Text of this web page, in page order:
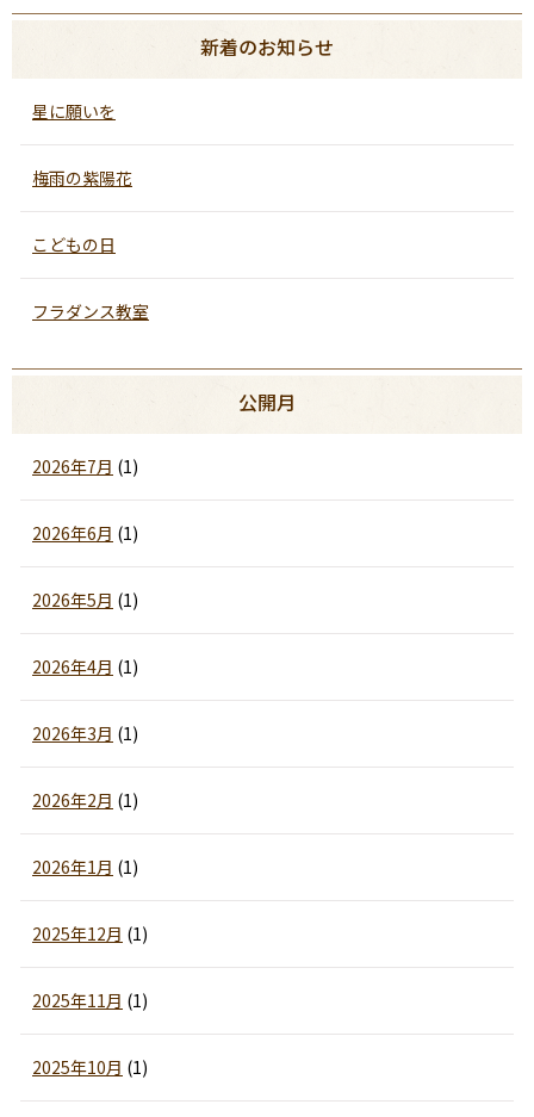
新着のお知らせ
星に願いを
梅雨の紫陽花
こどもの日
フラダンス教室
公開月
2026年7月 (1)
2026年6月 (1)
2026年5月 (1)
2026年4月 (1)
2026年3月 (1)
2026年2月 (1)
2026年1月 (1)
2025年12月 (1)
2025年11月 (1)
2025年10月 (1)